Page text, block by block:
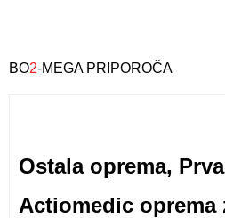
BO2-MEGA PRIPOROČA
Ostala oprema,
Actiomedic oprema